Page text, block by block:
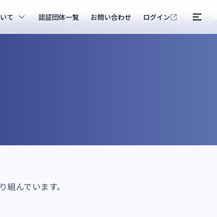
て 認証団体一覧 お問い合わせ ログイン
んでいます。